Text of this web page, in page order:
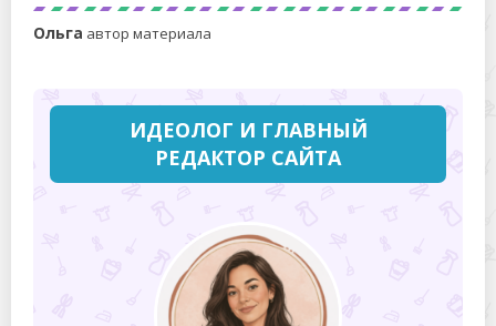
Ольга автор материала
ИДЕОЛОГ И ГЛАВНЫЙ
РЕДАКТОР САЙТА